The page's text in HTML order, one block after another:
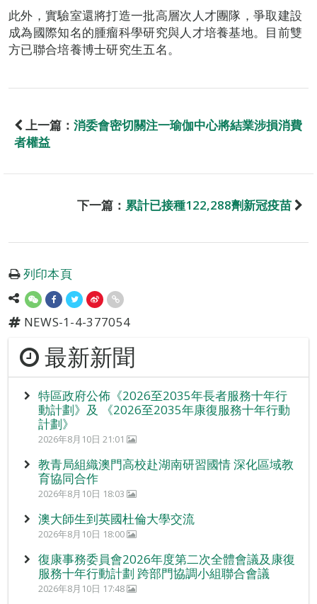
此外，實驗室還將打造一批高層次人才團隊，爭取建設
成為國際知名的腫瘤科學研究與人才培養基地。目前雙
方已聯合培養博士研究生五名。
上一篇： 消委會密切關注一瑜伽中心將結業涉損消費
者權益
下一篇： 累計已接種122,288劑新冠疫苗
列印本頁
NEWS-1-4-377054
最新新聞
特區政府公佈《2026至2035年長者服務十年行
動計劃》及 《2026至2035年康復服務十年行動
計劃》
2026年8月10日 21:01
教青局組織澳門高校赴湖南研習國情 深化區域教
育協同合作
2026年8月10日 18:03
澳大師生到英國杜倫大學交流
2026年8月10日 18:00
復康事務委員會2026年度第二次全體會議及康復
服務十年行動計劃 跨部門協調小組聯合會議
2026年8月10日 17:48